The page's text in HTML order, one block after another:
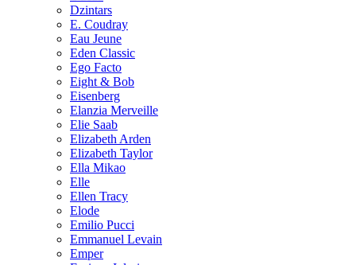
Dzintars
E. Coudray
Eau Jeune
Eden Classic
Ego Facto
Eight & Bob
Eisenberg
Elanzia Merveille
Elie Saab
Elizabeth Arden
Elizabeth Taylor
Ella Mikao
Elle
Ellen Tracy
Elode
Emilio Pucci
Emmanuel Levain
Emper